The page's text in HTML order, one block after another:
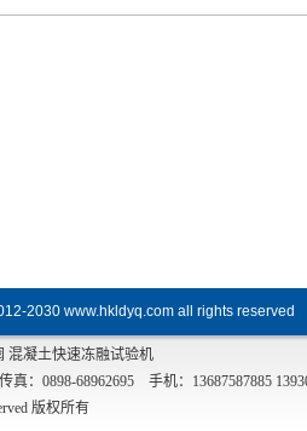
2030 www.hkldyq.comall rights reserved
混凝土快速冻融试验机
：0898-68962695 手机：13687587885
版权所有